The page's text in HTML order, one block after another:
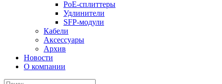
PoE-сплиттеры
Удлинители
SFP-модули
Кабели
Аксессуары
Архив
Новости
О компании